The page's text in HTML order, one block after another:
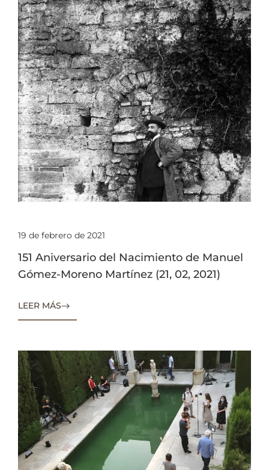
19 de febrero de 2021
151 Aniversario del Nacimiento de Manuel
Gómez-Moreno Martínez (21, 02, 2021)
LEER MÁS